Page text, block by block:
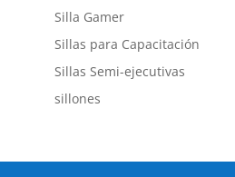
Silla Gamer
Sillas para Capacitación
Sillas Semi-ejecutivas
sillones